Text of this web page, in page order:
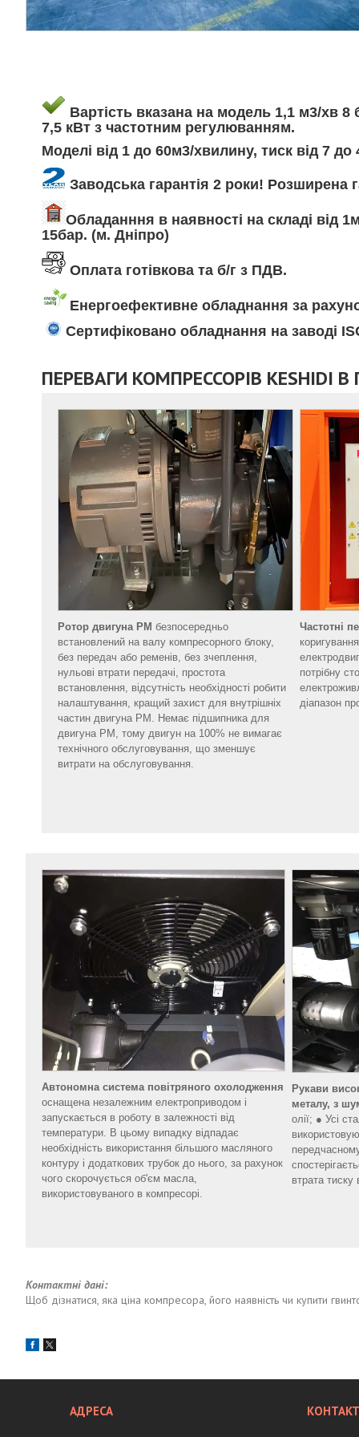
Вартість вказана на модель 1,1 м3/хв
7,5 кВт з частотним регулюванням.
Моделі від 1 до 60м3/хвилину, тиск від 7 до
Заводська гарантія 2 роки! Розширена
Обладанння в наявності на складі від
15бар. (м. Дніпро)
Оплата готівкова та б/г з ПДВ.
Енергоефективне обладнання за
Сертифіковано обладнання на заводі
ПЕРЕВАГИ КОМПРЕССОРІВ KESHIDI
Ротор двигуна PM безпосередньо
встановлений на валу компресорного блоку,
без передач або ременів, без зчеплення,
нульові втрати передачі, простота
встановлення, відсутність необхідності робити
налаштування, кращий захист для внутрішніх
частин двигуна PM. Немає підшипника для
двигуна PM, тому двигун на 100% не вимагає
технічного обслуговування, що зменшує
витрати на обслуговування.
Частотні
потрібну
діапазон
Автономна система повітряного охолодження
оснащена незалежним електроприводом і
запускається в роботу в залежності від
температури. В цьому випадку відпадає
необхідність використання більшого масляного
контуру і додаткових трубок до нього, за рахунок
чого скорочується об'єм масла,
використовуваного в компресорі.
Рукави
металу, з
олії; ● Усі
втрата тиску
Контактні дані:
Щоб дізнатися, яка ціна компресора, його наявність чи купити